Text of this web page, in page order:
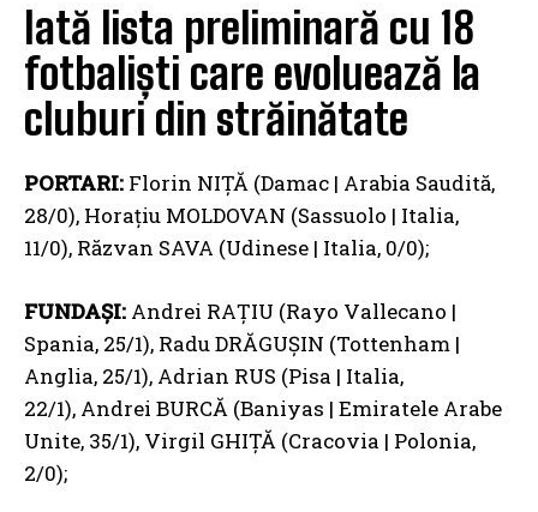
Iată lista preliminară cu 18
fotbaliști care evoluează la
cluburi din străinătate
PORTARI: Florin NIȚĂ (Damac | Arabia Saudită,
28/0), Horațiu MOLDOVAN (Sassuolo | Italia,
11/0), Răzvan SAVA (Udinese | Italia, 0/0);
FUNDAȘI: Andrei RAȚIU (Rayo Vallecano |
Spania, 25/1), Radu DRĂGUȘIN (Tottenham |
Anglia, 25/1), Adrian RUS (Pisa | Italia,
22/1), Andrei BURCĂ (Baniyas | Emiratele Arabe
Unite, 35/1), Virgil GHIȚĂ (Cracovia | Polonia,
2/0);